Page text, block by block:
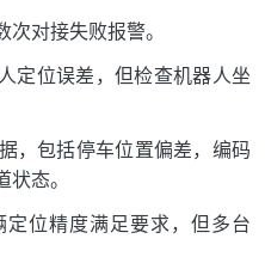
对接失败报警。
定位误差，但检查机器人坐
，包括停车位置偏差，编码
态。
位精度满足要求，但多台